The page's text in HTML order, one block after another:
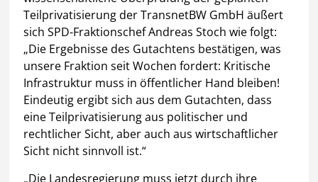
Teilprivatisierung der TransnetBW GmbH äußert
sich SPD-Fraktionschef Andreas Stoch wie folgt:
„Die Ergebnisse des Gutachtens bestätigen, was
unsere Fraktion seit Wochen fordert: Kritische
Infrastruktur muss in öffentlicher Hand bleiben!
Eindeutig ergibt sich aus dem Gutachten, dass
eine Teilprivatisierung aus politischer und
rechtlicher Sicht, aber auch aus wirtschaftlicher
Sicht nicht sinnvoll ist.“
„Die Landesregierung muss jetzt durch ihre